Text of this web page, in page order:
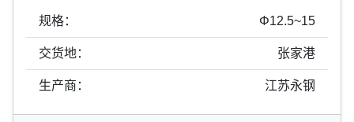
规格： Φ12.5~15
交货地： 张家港
生产商： 江苏永钢